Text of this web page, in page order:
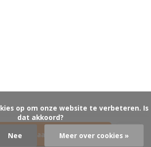
Toevoegen aan winkelwagen
dat akkoord?
Nee Meer over cookies »